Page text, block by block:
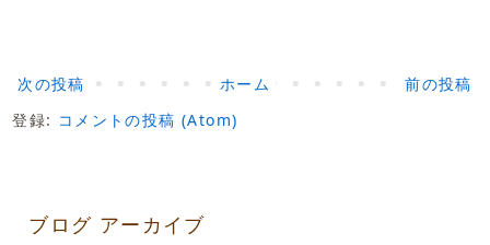
次の投稿 前の投稿
ホーム
登録: コメントの投稿 (Atom)
ブログ アーカイブ